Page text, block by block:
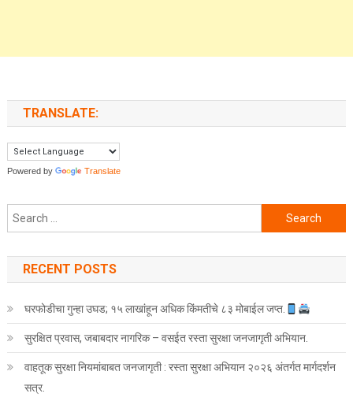
TRANSLATE:
Powered by Translate
Search for:
RECENT POSTS
घरफोडीचा गुन्हा उघड; १५ लाखांहून अधिक किंमतीचे ८३ मोबाईल जप्त.
सुरक्षित प्रवास, जबाबदार नागरिक – वसईत रस्ता सुरक्षा जनजागृती अभियान.
वाहतूक सुरक्षा नियमांबाबत जनजागृती : रस्ता सुरक्षा अभियान २०२६ अंतर्गत मार्गदर्शन
सत्र.